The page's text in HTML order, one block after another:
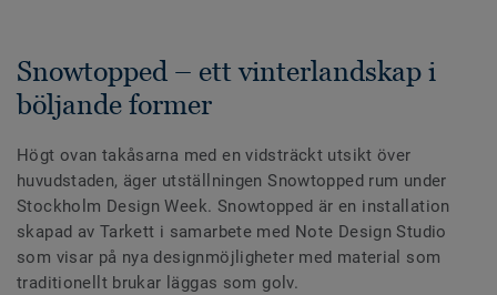
Snowtopped – ett vinterlandskap i
böljande former
Högt ovan takåsarna med en vidsträckt utsikt över
huvudstaden, äger utställningen Snowtopped rum under
Stockholm Design Week. Snowtopped är en installation
skapad av Tarkett i samarbete med Note Design Studio
som visar på nya designmöjligheter med material som
traditionellt brukar läggas som golv.